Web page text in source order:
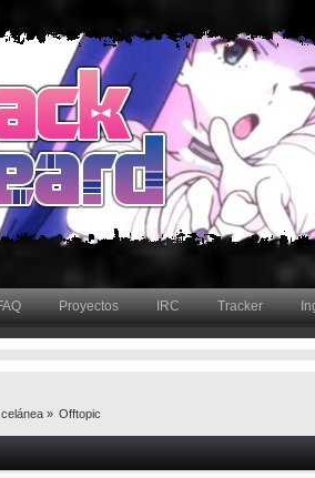
Proyectos IRC Tracker
» Offtopic